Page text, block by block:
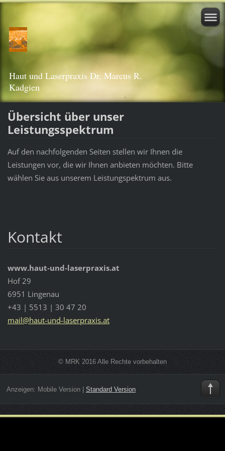
Haut und Laserpraxis Dr. Marcus R.
Kadgien
Übersicht über unser
Leistungsspektrum
Auf den nachfolgenden Seiten stellen wir Ihnen die
Leistungen vor, die wir Ihnen anbieten möchten. Bitte
wählen Sie aus unserem Leistungspektrum aus.
Kontakt
www.haut-und-laserpraxis.at
Hof 29
6951 Lingenau
+43 | 5513 | 30 47 20
mail@haut-und-laserpraxis.at
© MRK 2016 Alle Rechte vorbehalten
Anzeigen: Mobile Version| Standard Version